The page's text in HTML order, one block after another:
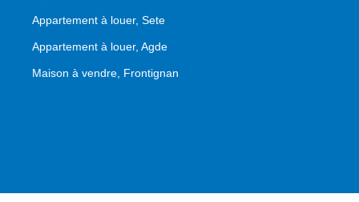
Appartement à louer, Sete
Appartement à louer, Agde
Maison à vendre, Frontignan